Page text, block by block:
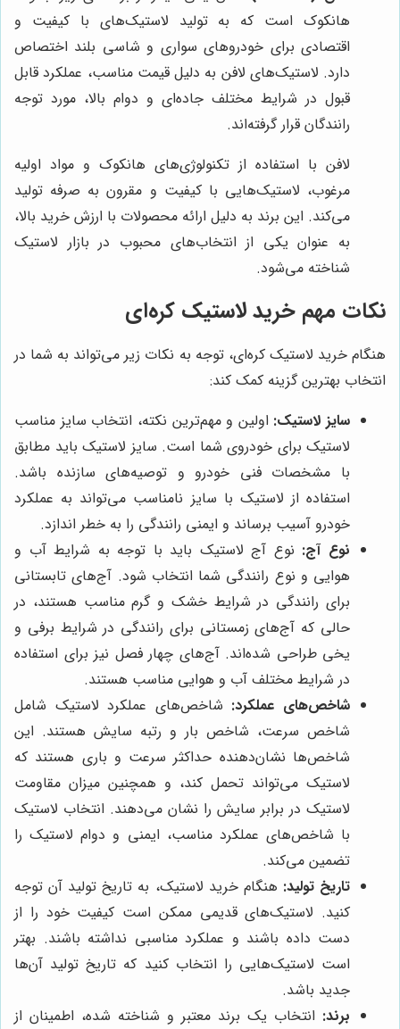
هانکوک است که به تولید لاستیک‌های با کیفیت و
اقتصادی برای خودروهای سواری و شاسی بلند اختصاص
دارد. لاستیک‌های لافن به دلیل قیمت مناسب، عملکرد قابل
قبول در شرایط مختلف جاده‌ای و دوام بالا، مورد توجه
رانندگان قرار گرفته‌اند.
لافن با استفاده از تکنولوژی‌های هانکوک و مواد اولیه
مرغوب، لاستیک‌هایی با کیفیت و مقرون به صرفه تولید
می‌کند. این برند به دلیل ارائه محصولات با ارزش خرید بالا،
به عنوان یکی از انتخاب‌های محبوب در بازار لاستیک
شناخته می‌شود.
نکات مهم خرید لاستیک کره‌ای
هنگام خرید لاستیک کره‌ای، توجه به نکات زیر می‌تواند به شما در
انتخاب بهترین گزینه کمک کند:
سایز لاستیک: اولین و مهم‌ترین نکته، انتخاب سایز مناسب
لاستیک برای خودروی شما است. سایز لاستیک باید مطابق
با مشخصات فنی خودرو و توصیه‌های سازنده باشد.
استفاده از لاستیک با سایز نامناسب می‌تواند به عملکرد
خودرو آسیب برساند و ایمنی رانندگی را به خطر اندازد.
نوع آج: نوع آج لاستیک باید با توجه به شرایط آب و
هوایی و نوع رانندگی شما انتخاب شود. آج‌های تابستانی
برای رانندگی در شرایط خشک و گرم مناسب هستند، در
حالی که آج‌های زمستانی برای رانندگی در شرایط برفی و
یخی طراحی شده‌اند. آج‌های چهار فصل نیز برای استفاده
در شرایط مختلف آب و هوایی مناسب هستند.
شاخص‌های عملکرد: شاخص‌های عملکرد لاستیک شامل
شاخص سرعت، شاخص بار و رتبه سایش هستند. این
شاخص‌ها نشان‌دهنده حداکثر سرعت و باری هستند که
لاستیک می‌تواند تحمل کند، و همچنین میزان مقاومت
لاستیک در برابر سایش را نشان می‌دهند. انتخاب لاستیک
با شاخص‌های عملکرد مناسب، ایمنی و دوام لاستیک را
تضمین می‌کند.
تاریخ تولید: هنگام خرید لاستیک، به تاریخ تولید آن توجه
کنید. لاستیک‌های قدیمی ممکن است کیفیت خود را از
دست داده باشند و عملکرد مناسبی نداشته باشند. بهتر
است لاستیک‌هایی را انتخاب کنید که تاریخ تولید آن‌ها
جدید باشد.
برند: انتخاب یک برند معتبر و شناخته شده، اطمینان از